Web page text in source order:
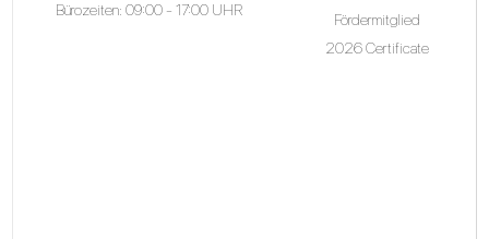
Bürozeiten: 09:00 - 17:00 UHR
Fördermitglied
2026 Certificate